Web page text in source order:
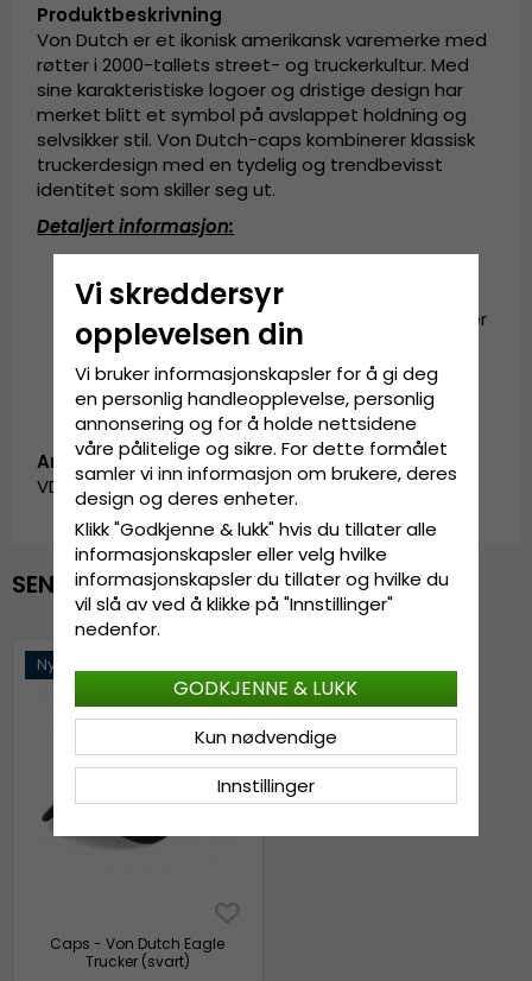
Produktbeskrivning
Von Dutch er et ikonisk amerikansk varemerke med
røtter i 2000-tallets street- og truckerkultur. Med
sine karakteristiske logoer og dristige design har
merket blitt et symbol på avslappet holdning og
selvsikker stil. Von Dutch-caps kombinerer klassisk
truckerdesign med en tydelig og trendbevisst
identitet som skiller seg ut.
Detaljert informasjon:
Sammensetning: 100% bomull
Størrelsesinformasjon
: Én størrelse – passer
de fleste
Artikkel-ID:
VD/0/CAS1/EAG/BLK
SENEST VISTE
Nyhet
Caps - Von Dutch Eagle
Trucker (svart)
Vi skreddersyr
opplevelsen din
Vi bruker informasjonskapsler for å gi deg
en personlig handleopplevelse, personlig
annonsering og for å holde nettsidene
våre pålitelige og sikre. For dette formålet
samler vi inn informasjon om brukere, deres
design og deres enheter.
Klikk "Godkjenne & lukk" hvis du tillater alle
informasjonskapsler eller velg hvilke
informasjonskapsler du tillater og hvilke du
vil slå av ved å klikke på "Innstillinger"
nedenfor.
Innstillinger
Kun nødvendige
GODKJENNE & LUKK